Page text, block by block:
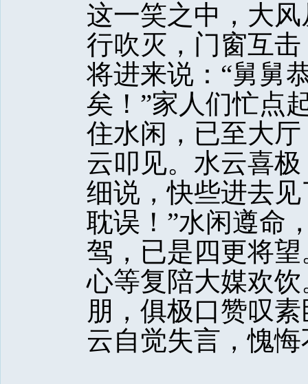
这一笑之中，大
行吹灭，门窗互
将进来说：“舅舅
矣！”家人们忙点
住水闲，已至大
云叩见。水云喜
细说，快些进去
耽误！”水闲遵命
驾，已是四更将
心等复陪大媒欢
朋，俱极口赞叹
云自觉失言，愧